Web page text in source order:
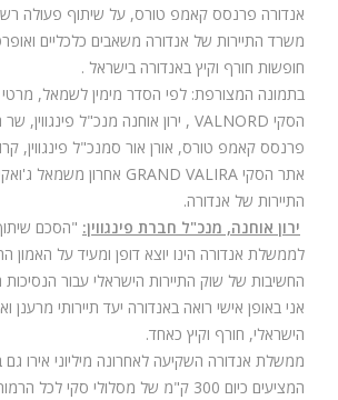
אנדורה פרנסס קאמפ טורס, על שיתוף פעולה
משרד התיירות של אנדורה משאבים כלכליים
חופשות חורף וקיץ באנדורה בישראל .
בתמונה המצורפת: לפי הסדר מימין לשמאל,
הסקי VALNORD , ירון אוחנה מנכ"ל פינגווין,
פרנסס קאמפ טורס, אורן אור סמנכ"ל פינגווין,
אתר הסקי GRAND VALIRA אחרון משמאל
התיירות של אנדורה.
ירון אוחנה, מנכ"ל חברת פינגווין: "הסכם שיתוף
לממשלת אנדורה הינו יוצא דופן ומעיד על האמון
החשיבות של שוק התיירות הישראלי עבור
אני באופן אישי רואה באנדורה יעד תיירותי מרענן
הישראלי, חורף וקיץ כאחד.
ממשלת אנדורה השקיעה לאחרונה מיליוני אירו
המציעים כיום 300 ק"מ של מסלולי סקי